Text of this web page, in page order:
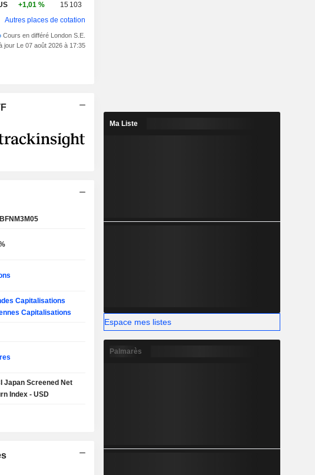
+1,01 %
15 103
Autres places de cotation
Cours en différé London S.E.
jour Le 07 août 2026 à 17:35
Capitalisations
Capitalisations
Japan Screened Net
Index - USD
Ma Liste
Espace mes listes
Palmarès